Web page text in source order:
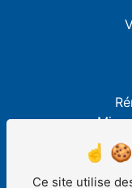
Mise
Ce site utilise